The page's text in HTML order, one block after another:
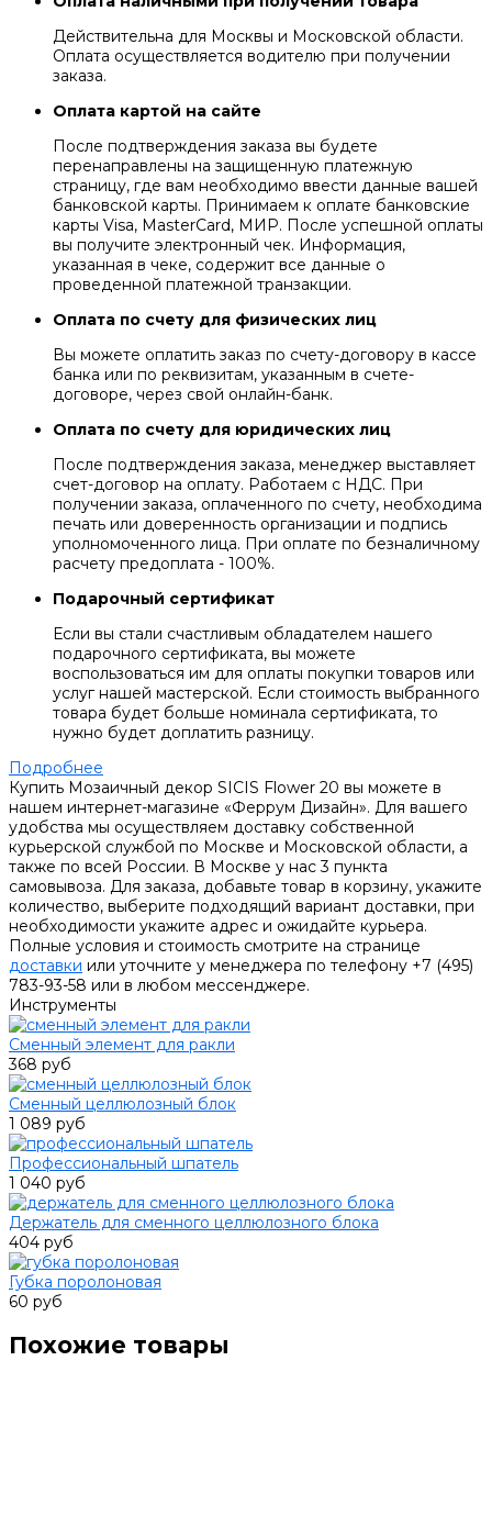
Действительна для Москвы и Московской области.
Оплата осуществляется водителю при получении
заказа.
Оплата картой на сайте
После подтверждения заказа вы будете
перенаправлены на защищенную платежную
страницу, где вам необходимо ввести данные вашей
банковской карты. Принимаем к оплате банковские
карты Visa, MasterCard, МИР. После успешной оплаты
вы получите электронный чек. Информация,
указанная в чеке, содержит все данные о
проведенной платежной транзакции.
Оплата по счету для физических лиц
Вы можете оплатить заказ по счету-договору в кассе
банка или по реквизитам, указанным в счете-
договоре, через свой онлайн-банк.
Оплата по счету для юридических лиц
После подтверждения заказа, менеджер выставляет
счет-договор на оплату. Работаем с НДС. При
получении заказа, оплаченного по счету, необходима
печать или доверенность организации и подпись
уполномоченного лица. При оплате по безналичному
расчету предоплата - 100%.
Подарочный сертификат
Если вы стали счастливым обладателем нашего
подарочного сертификата, вы можете
воспользоваться им для оплаты покупки товаров или
услуг нашей мастерской. Если стоимость выбранного
товара будет больше номинала сертификата, то
нужно будет доплатить разницу.
Подробнее
Купить Мозаичный декор SICIS Flower 20 вы можете в
нашем интернет-магазине «Феррум Дизайн». Для вашего
удобства мы осуществляем доставку собственной
курьерской службой по Москве и Московской области, а
также по всей России. В Москве у нас 3 пункта
самовывоза. Для заказа, добавьте товар в корзину, укажите
количество, выберите подходящий вариант доставки, при
необходимости укажите адрес и ожидайте курьера.
Полные условия и стоимость смотрите на странице
доставки или уточните у менеджера по телефону +7 (495)
783-93-58 или в любом мессенджере.
Инструменты
Сменный элемент для ракли
368 руб
Сменный целлюлозный блок
1 089 руб
Профессиональный шпатель
1 040 руб
Держатель для сменного целлюлозного блока
404 руб
Губка поролоновая
60 руб
Похожие товары